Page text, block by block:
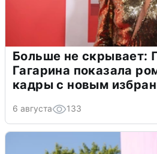
Больше не скрывает:
Гагарина показала
кадры с новым
6 августа 133